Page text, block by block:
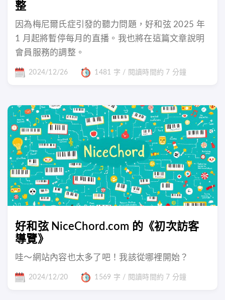
整
因為梅尼爾氏症引發的聽力問題，好和弦 2025 年
1 月起將暫停每月的直播。我也將在這篇文章說明
會員服務的調整。
2024/12/26 1481 字 / 閱讀時間約 7 分鐘
好和弦 NiceChord.com 的《初次訪客
導覽》
哇～網站內容也太多了吧！我該從哪裡開始？
2024/12/20 1569 字 / 閱讀時間約 7 分鐘